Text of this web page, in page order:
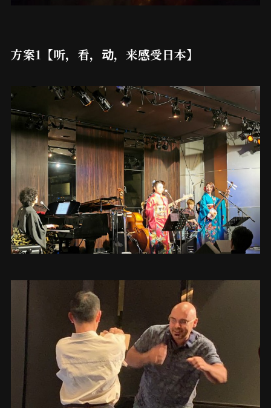
方案1【听，看，动，来感受日本】